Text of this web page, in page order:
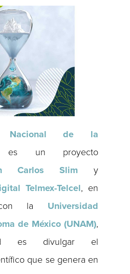
Nacional de la
es un proyecto
Carlos Slim y
Telmex-Telcel, en
con la Universidad
de México (UNAM),
es divulgar el
que se genera en